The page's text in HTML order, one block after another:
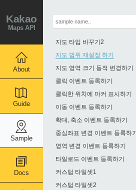
Kakao
Maps API
About
Guide
Sample
Docs
지도에 지형도 표시하기
지도 타입 바꾸기1
지도 타입 바꾸기2
지도 범위 재설정 하기
지도 영역 크기 동적 변경하기
클릭 이벤트 등록하기
클릭한 위치에 마커 표시하기
이동 이벤트 등록하기
확대, 축소 이벤트 등록하기
중심좌표 변경 이벤트 등록하기
영역 변경 이벤트 등록하기
타일로드 이벤트 등록하기
커스텀 타일셋1
커스텀 타일셋2